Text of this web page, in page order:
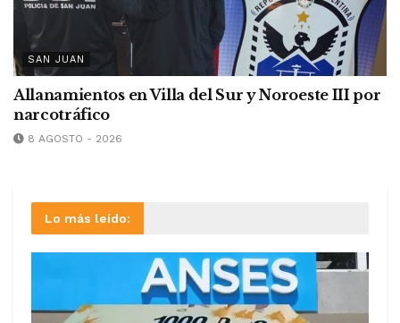
SAN JUAN
Allanamientos en Villa del Sur y Noroeste III por
narcotráfico
8 AGOSTO - 2026
Lo más leído: